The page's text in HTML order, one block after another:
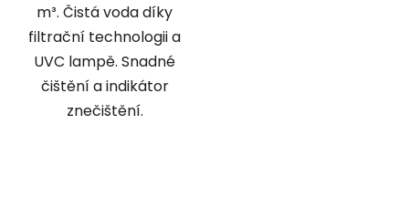
m³. Čistá voda díky
filtrační technologii a
UVC lampě. Snadné
čištění a indikátor
znečištění.